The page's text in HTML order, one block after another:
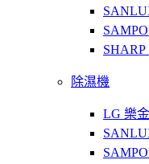
SHARP
除濕機
LG 樂金